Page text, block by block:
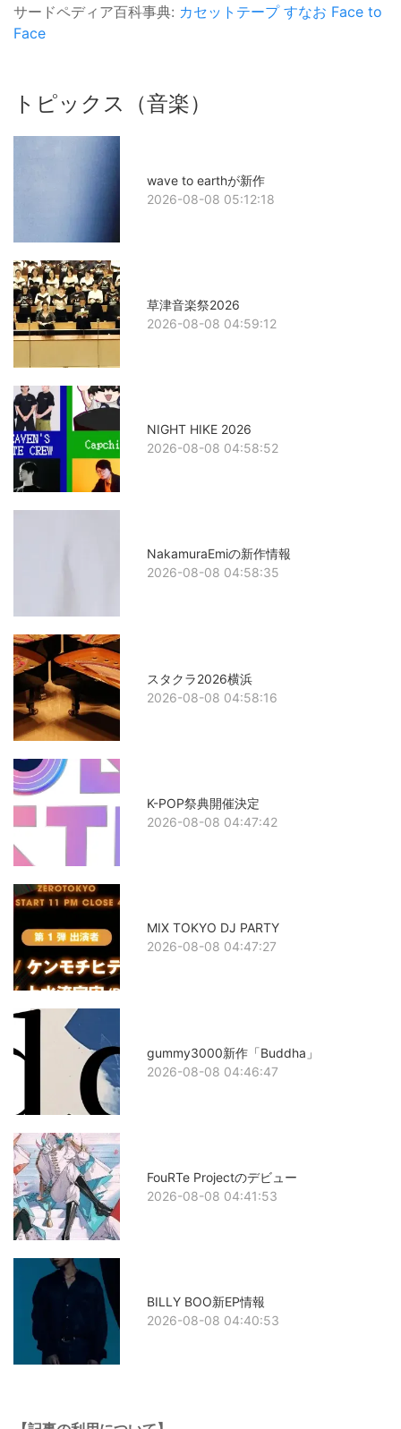
サードペディア百科事典: カセットテープ すなお Face to
Face
トピックス（音楽）
wave to earthが新作
2026-08-08 05:12:18
草津音楽祭2026
2026-08-08 04:59:12
NIGHT HIKE 2026
2026-08-08 04:58:52
NakamuraEmiの新作情報
2026-08-08 04:58:35
スタクラ2026横浜
2026-08-08 04:58:16
K-POP祭典開催決定
2026-08-08 04:47:42
MIX TOKYO DJ PARTY
2026-08-08 04:47:27
gummy3000新作「Buddha」
2026-08-08 04:46:47
FouRTe Projectのデビュー
2026-08-08 04:41:53
BILLY BOO新EP情報
2026-08-08 04:40:53